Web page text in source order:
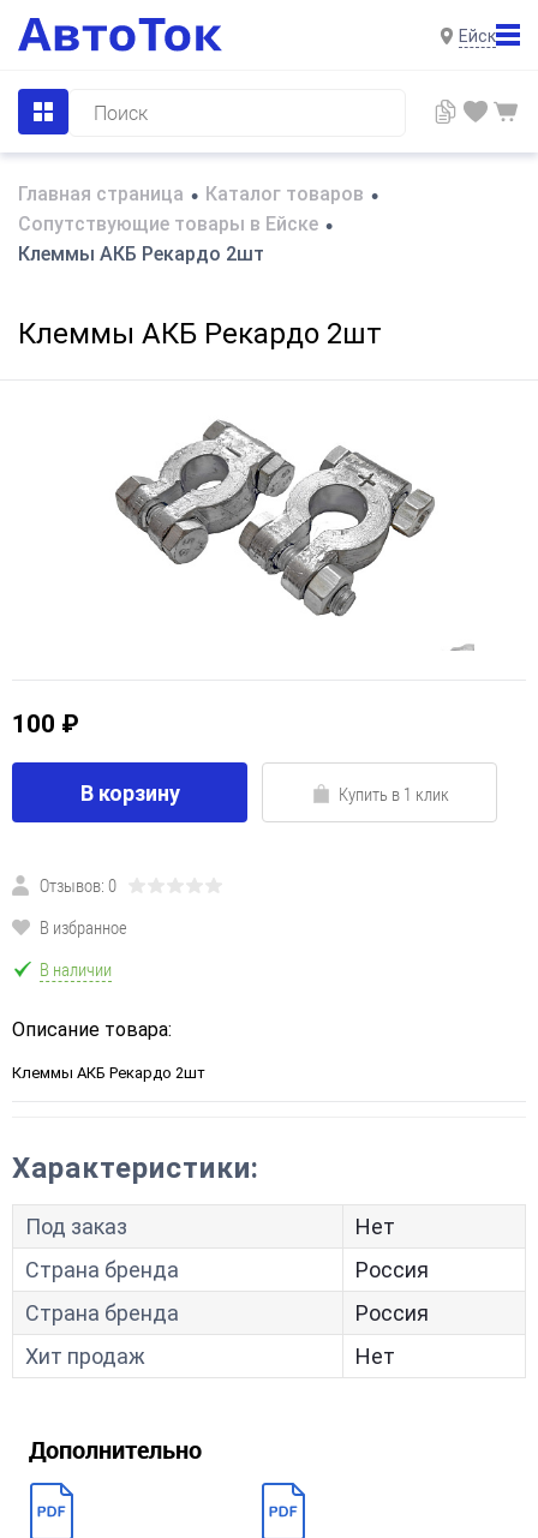
Ейск
Главная страница • Каталог товаров •
Сопутствующие товары в Ейске •
Клеммы АКБ Рекардо 2шт
Клеммы АКБ Рекардо 2шт
100 ₽
В корзину Купить в 1 клик
Отзывов: 0
В избранное
В наличии
Описание товара:
Клеммы АКБ Рекардо 2шт
Характеристики:
Под заказ
Нет
Страна бренда
Россия
Страна бренда
Россия
Хит продаж
Нет
Дополнительно